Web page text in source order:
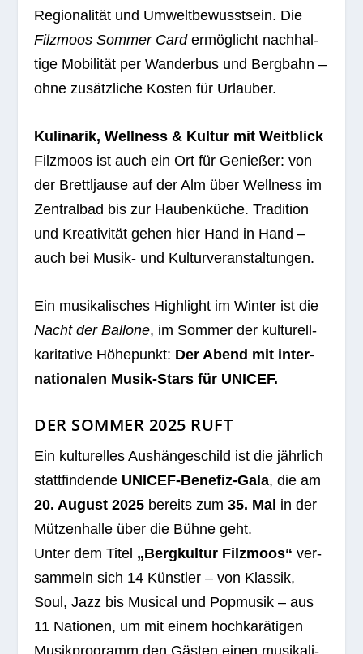
Regio­na­li­tät und Umwelt­be­wusst­sein. Die
Filz­moos Som­mer Cardermög­licht nach­hal­
tige Mobi­li­tät per Wan­der­bus und Berg­bahn –
ohne zusätz­li­che Kos­ten für Urlauber.
Kuli­na­rik, Well­ness & Kul­tur mit Weit­blick
Filz­moos ist auch ein Ort für Genie­ßer: von
der Brettl­jause auf der Alm über Well­ness im
Zen­tral­bad bis zur Hau­ben­kü­che. Tra­di­tion
und Krea­ti­vi­tät gehen hier Hand in Hand –
auch bei Musik- und Kulturveranstaltungen.
Ein musi­ka­li­sches High­light im Win­ter ist die
Nacht der Bal­lone, im Som­mer der kul­tu­rell-
kari­ta­tive Höhe­punkt: Der Abend mit inter­
na­tio­na­len Musik-Stars für UNICEF.
DER SOMMER 2025 RUFT
Ein kul­tu­rel­les Aus­hän­ge­schild ist die jähr­lich
statt­fin­dende UNICEF-Bene­fiz-Gala, die am
20. August 2025 bereits zum35. Mal in der
Müt­zen­halle über die Bühne geht.
Unter dem Titel „Berg­kul­tur Filz­moos“ ver­
sam­meln sich 14 Künst­ler – von Klas­sik,
Soul, Jazz bis Musi­cal und Pop­mu­sik – aus
11 Natio­nen, um mit einem hoch­ka­rä­ti­gen
Musik­pro­gramm den Gäs­ten einen musi­ka­li­